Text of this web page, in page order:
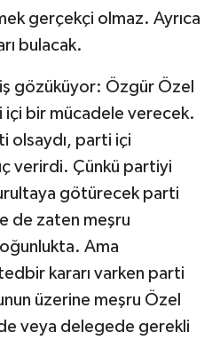
gerçekçi olmaz. Ayrıca
bulacak.
gözüküyor: Özgür Özel
bir mücadele verecek.
olsaydı, parti içi
verirdi. Çünkü partiyi
götürecek parti
de zaten meşru
Ama
kararı varken parti
üzerine meşru Özel
veya delegede gerekli